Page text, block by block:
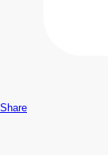
Share